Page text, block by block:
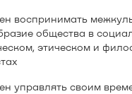
воспринимать
общества в
этическом и
управлять своим